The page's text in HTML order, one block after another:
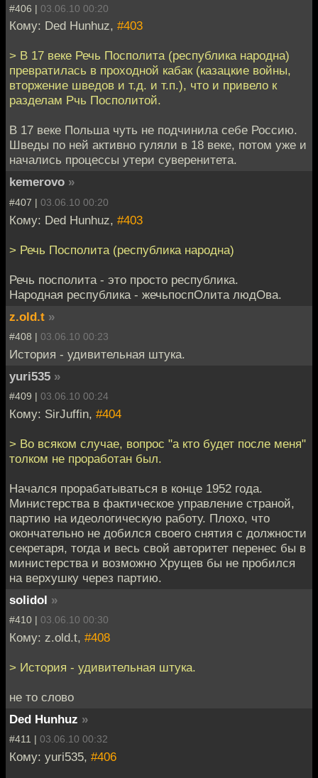
#406 | 03.06.10 00:20
Кому: Ded Hunhuz, #403
> В 17 веке Речь Посполита (республика народна)
превратилась в проходной кабак (казацкие войны,
вторжение шведов и т.д. и т.п.), что и привело к
разделам Рчь Посполитой.
В 17 веке Польша чуть не подчинила себе Россию.
Шведы по ней активно гуляли в 18 веке, потом уже и
начались процессы утери суверенитета.
kemerovo »
#407 | 03.06.10 00:20
Кому: Ded Hunhuz, #403
> Речь Посполита (республика народна)
Речь посполита - это просто республика.
Народная республика - жечьпоспОлита людОва.
z.old.t »
#408 | 03.06.10 00:23
История - удивительная штука.
yuri535 »
#409 | 03.06.10 00:24
Кому: SirJuffin, #404
> Во всяком случае, вопрос "а кто будет после меня"
толком не проработан был.
Начался прорабатываться в конце 1952 года.
Министерства в фактическое управление страной,
партию на идеологическую работу. Плохо, что
окончательно не добился своего снятия с должности
секретаря, тогда и весь свой авторитет перенес бы в
министерства и возможно Хрущев бы не пробился
на верхушку через партию.
solidol »
#410 | 03.06.10 00:30
Кому: z.old.t, #408
> История - удивительная штука.
не то слово
Ded Hunhuz »
#411 | 03.06.10 00:32
Кому: yuri535, #406